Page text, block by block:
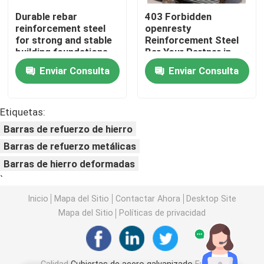
Bobina de acero de PPGI
Cubiertas de acero al carbono
Haz de acero de carbono H
Barras de acero de refuerzo
barra de ángulo de acero de carbono
Durable rebar
reinforcement steel
for strong and stable
building foundations
Enviar Consulta
403 Forbidden
openresty
Reinforcement Steel
Bar Your Partner in
Building Strong
StructuresEnviar Consulta
Etiquetas:
Barras de refuerzo de hierro
Barras de refuerzo metálicas
Barras de hierro deformadas
`
Inicio Mapa del Sitio Contactar Ahora
Desktop Site
Mapa del Sitio
Políticas de privacidad